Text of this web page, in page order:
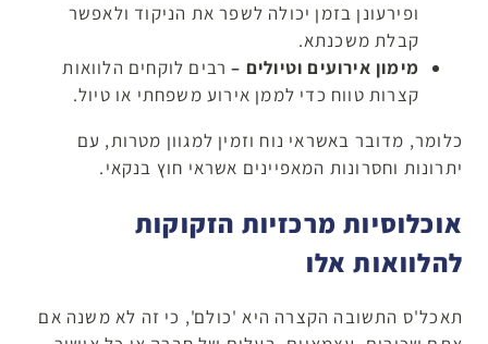
ופירעונן בזמן יכולה לשפר את הניקוד ולאפשר
קבלת משכנתא.
מימון אירועים וטיולים –רבים לוקחים הלוואות
קצרות טווח כדי לממן אירוע משפחתי או טיול.
כלומר, מדובר באשראי נוח וזמין למגוון מטרות, עם
יתרונות וחסרונות המאפיינים אשראי חוץ בנקאי.
אוכלוסיות מרכזיות הזקוקות
להלוואות אלו
תאכל'ס התשובה הקצרה היא 'כולם', כי זה לא משנה אם